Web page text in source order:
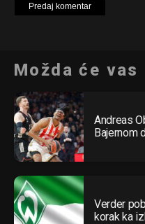
Možda će
Andreas
Bajernom
Verder
korak ka